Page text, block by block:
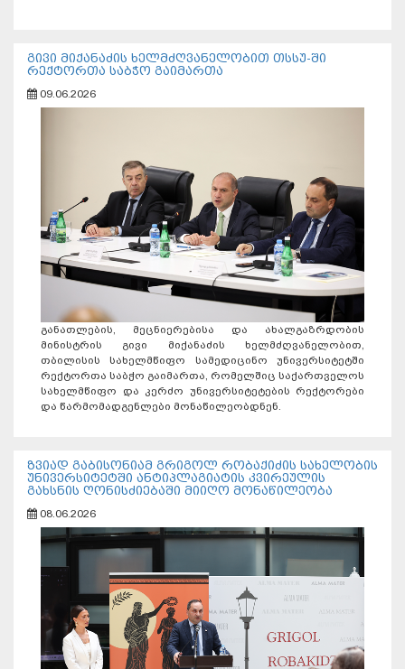
გივი მიქანაძის ხელმძღვანელობით თსსუ-ში
რექტორთა საბჭო გაიმართა
09.06.2026
განათლების, მეცნიერებისა და ახალგაზრდობის
მინისტრის გივი მიქანაძის ხელმძღვანელობით,
თბილისის სახელმწიფო სამედიცინო უნივერსიტეტში
რექტორთა საბჭო გაიმართა, რომელშიც საქართველოს
სახელმწიფო და კერძო უნივერსიტეტების რექტორები
და წარმომადგენლები მონაწილეობდნენ.
ზვიად გაბისონიამ გრიგოლ რობაქიძის სახელობის
უნივერსიტეტში ანტიპლაგიატის კვირეულის
გახსნის ღონისძიებაში მიიღო მონაწილეობა
08.06.2026